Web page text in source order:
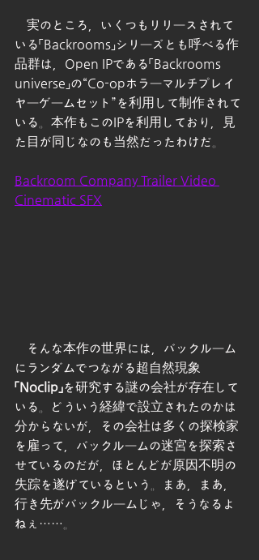
実のところ，いくつもリリースされて
いる「Backrooms」シリーズとも呼べる作
品群は，Open IPである「Backrooms
universe」の“Co-opホラーマルチプレイ
ヤーゲームセット”を利用して制作されて
いる。本作もこのIPを利用しており，見
た目が同じなのも当然だったわけだ。
Backroom Company Trailer Video
Cinematic SFX
そんな本作の世界には，バックルーム
にランダムでつながる超自然現象
「Noclip」を研究する謎の会社が存在して
いる。どういう経緯で設立されたのかは
分からないが，その会社は多くの探検家
を雇って，バックルームの迷宮を探索さ
せているのだが，ほとんどが原因不明の
失踪を遂げているという。まあ，まあ，
行き先がバックルームじゃ，そうなるよ
ねぇ……。